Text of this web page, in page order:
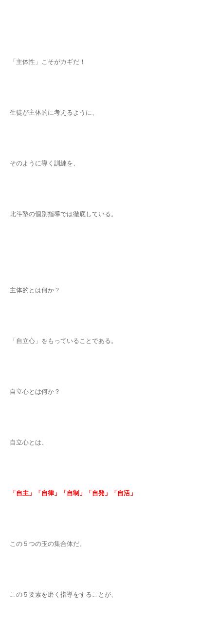
「主体性」こそがカギだ！
生徒が主体的に考えるように、
そのように導く訓練を、
北斗塾の個別指導では徹底している。
主体的とは何か？
「自立心」をもっていることである。
自立心とは何か？
自立心とは、
「自主」「自律」「自制」「自発」「自活」
この５つの玉の集合体だ。
この５要素を磨く指導をすることが、